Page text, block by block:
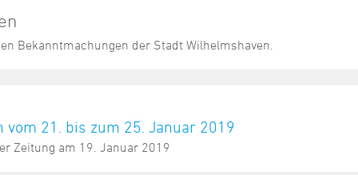
Bekanntmachungen der Stadt Wilhelmshaven.
21. bis zum 25. Januar 2019
Zeitung am 19. Januar 2019